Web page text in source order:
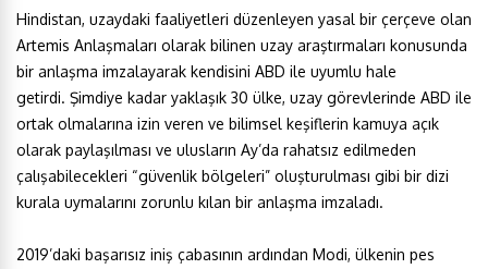
Hindistan, uzaydaki faaliyetleri düzenleyen yasal bir çerçeve olan
Artemis Anlaşmaları olarak bilinen uzay araştırmaları konusunda
bir anlaşma imzalayarak kendisini ABD ile uyumlu hale
getirdi. Şimdiye kadar yaklaşık 30 ülke, uzay görevlerinde ABD ile
ortak olmalarına izin veren ve bilimsel keşiflerin kamuya açık
olarak paylaşılması ve ulusların Ay’da rahatsız edilmeden
çalışabilecekleri “güvenlik bölgeleri” oluşturulması gibi bir dizi
kurala uymalarını zorunlu kılan bir anlaşma imzaladı.
2019’daki başarısız iniş çabasının ardından Modi, ülkenin pes